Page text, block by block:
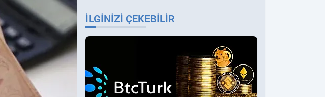
İLGINIZI ÇEKEBILIR